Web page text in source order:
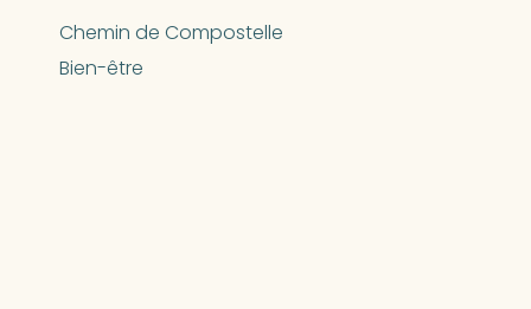
Chemin de Compostelle
Bien-être